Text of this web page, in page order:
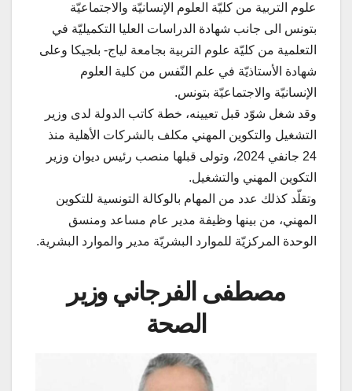
علوم التربية من كليّة العلوم الإنسانيّة والاجتماعيّة
بتونس الى جانب شهادة الدراسات العليا التكميليّة في
التعلمية من كليّة علوم التربية بجامعة لياج- بلجيكا وعلى
شهادة الأستاذيّة في علم النّفس من كلية العلوم
الإنسانيّة والاجتماعيّة بتونس.
وقد شغل شوّد قبل تعيينه، خطة كاتب الدولة لدى وزير
التشغيل والتكوين المهني مكلف بالشركات الأهلية منذ
24 جانفي 2024، وتولى قبلها منصب رئيس ديوان وزير
التكوين المهني والتشغيل.
وتقلّد كذلك عدد من المهام بالوكالة التونسية للتكوين
المهني، من بينها وظيفة مدير عام مساعد ومنسق
الوحدة المركزيّة للموارد البشريّة مدير والموارد البشرية.
مصطفى الفرجاني وزير
الصحة